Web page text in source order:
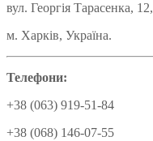
вул. Георгія Тарасенка, 12,
м. Харків, Україна.
Телефони:
+38 (063) 919-51-84
+38 (068) 146-07-55